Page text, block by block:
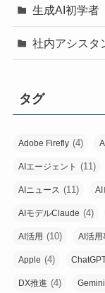
生成AI初学者
社内アシスタ
タグ
Adobe Firefly (4) AI
AIエージェント (11)
AIニュース (11) AI
AIモデルClaude (4)
AI活用 (10) AI活用
Apple (4)
DX推進 (4) Gemini